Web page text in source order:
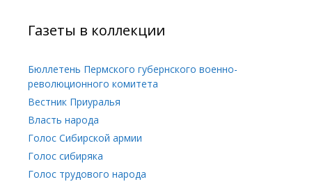
Газеты в коллекции
Бюллетень Пермского губернского военно-
революционного комитета
Вестник Приуралья
Власть народа
Голос Сибирской армии
Голос сибиряка
Голос трудового народа